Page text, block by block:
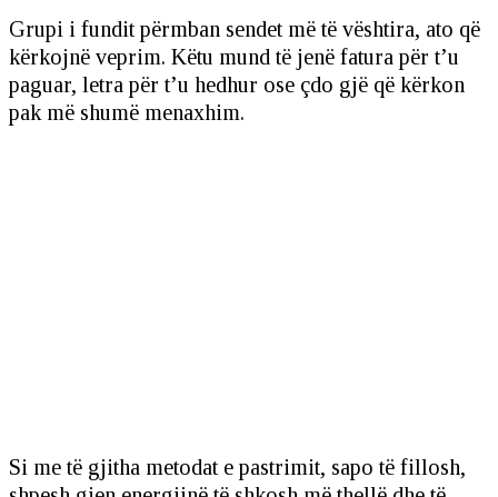
Grupi i fundit përmban sendet më të vështira, ato që
kërkojnë veprim. Këtu mund të jenë fatura për t’u
paguar, letra për t’u hedhur ose çdo gjë që kërkon
pak më shumë menaxhim.
Si me të gjitha metodat e pastrimit, sapo të fillosh,